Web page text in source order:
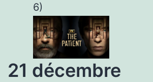
6)
21 décembre